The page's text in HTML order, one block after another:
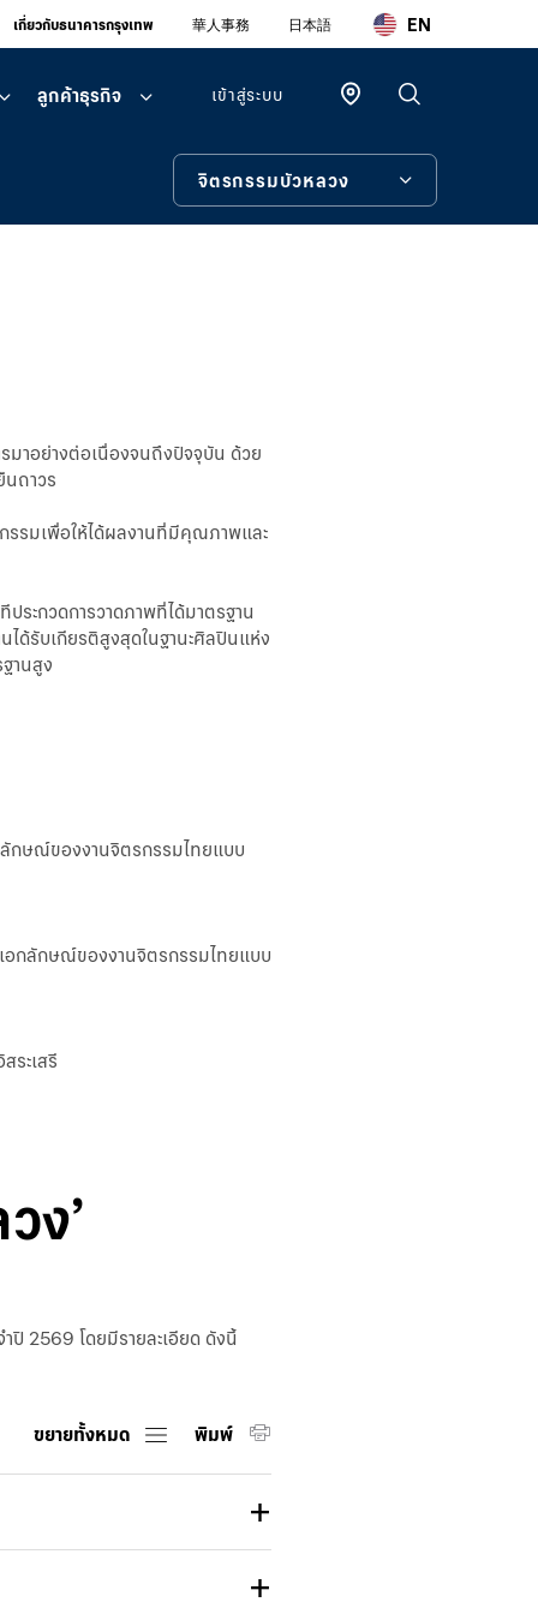
เกี่ยวกับธนาคารกรุงเทพ 華人事務 日本語 EN
ลูกค้าธุรกิจ เข้าสู่ระบบ
บุคคล
จิตรกรรมบัวหลวง
มาอย่างต่อเนื่องจนถึงปัจจุบัน ด้วย
ถาวร
รรมเพื่อให้ได้ผลงานที่มีคุณภาพและ
ประกวดการวาดภาพที่ได้มาตรฐาน
ด้รับเกียรติสูงสุดในฐานะศิลปินแห่ง
านสูง
ลักษณ์ของงานจิตรกรรมไทยแบบ
อกลักษณ์ของงานจิตรกรรมไทยแบบ
ระเสรี
ง’
ปี 2569 โดยมีรายละเอียด ดังนี้
ขยายทั้งหมด พิมพ์